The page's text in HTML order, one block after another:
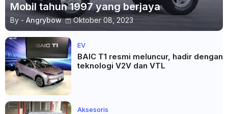
Mobil tahun 1997 yang berjaya
By - Angrybow Oktober 08, 2023
EV
BAIC T1 resmi meluncur, hadir dengan
teknologi V2V dan VTL
Aksesoris